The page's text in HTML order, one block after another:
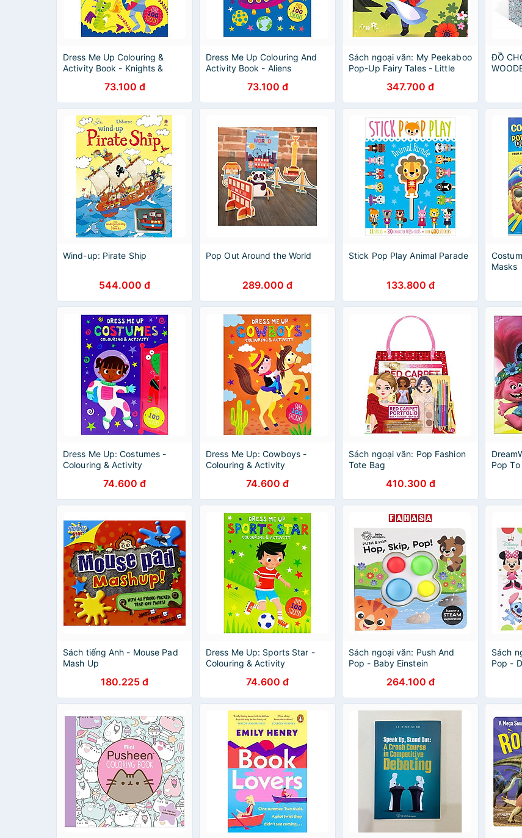
Dress Me Up Colouring &
Activity Book - Knights &
73.100 đ
Dress Me Up Colouring And
Activity Book - Aliens
73.100 đ
Sách ngoại văn: My Peekaboo
Pop-Up Fairy Tales - Little
347.700 đ
ĐỒ
Wind-up: Pirate Ship
544.000 đ
Pop Out Around the World
289.000 đ
Stick Pop Play Animal Parade
133.800 đ
Masks
Dress Me Up: Costumes -
Colouring & Activity
74.600 đ
Dress Me Up: Cowboys -
Colouring & Activity
74.600 đ
Sách ngoại văn: Pop Fashion
Tote Bag
410.300 đ
Pop To
Sách tiếng Anh - Mouse Pad
Mash Up
180.225 đ
Dress Me Up: Sports Star -
Colouring & Activity
74.600 đ
Sách ngoại văn: Push And
Pop - Baby Einstein
264.100 đ
Sách
Pop -